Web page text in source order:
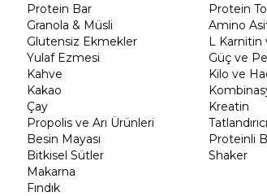
Protein Bar
Granola & Müsli
Glutensiz Ekmekler
Yulaf Ezmesi
Kahve
Kakao
Çay
Propolis ve Arı Ürünleri
Besin Mayası
Bitkisel Sütler
Makarna
Fındık
Protein
Amino
L Karnitin
Güç ve
Kilo ve
Kreatin
Proteinli
Shaker